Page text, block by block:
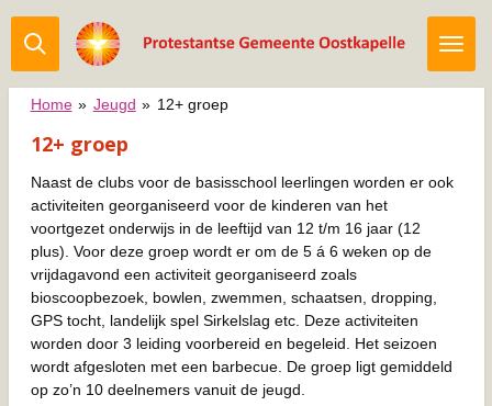
Ga
direct
naar
de
hoofdinhoud
Home » Jeugd » 12+ groep
12+ groep
Naast de clubs voor de basisschool leerlingen worden er ook
activiteiten georganiseerd voor de kinderen van het
voortgezet onderwijs in de leeftijd van 12 t/m 16 jaar (12
plus). Voor deze groep wordt er om de 5 á 6 weken op de
vrijdagavond een activiteit georganiseerd zoals
bioscoopbezoek, bowlen, zwemmen, schaatsen, dropping,
GPS tocht, landelijk spel Sirkelslag etc. Deze activiteiten
worden door 3 leiding voorbereid en begeleid. Het seizoen
wordt afgesloten met een barbecue. De groep ligt gemiddeld
op zo’n 10 deelnemers vanuit de jeugd.